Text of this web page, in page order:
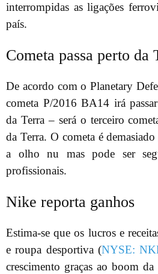
interrompidas as ligações
país.
Cometa passa perto da
De acordo com o Planetary
cometa P/2016 BA14 irá
da Terra – será o terceiro
da Terra. O cometa é
a olho nu mas pode ser
profissionais.
Nike reporta ganhos
Estima-se que os lucros e
e roupa desportiva (NYSE:
crescimento graças ao boom